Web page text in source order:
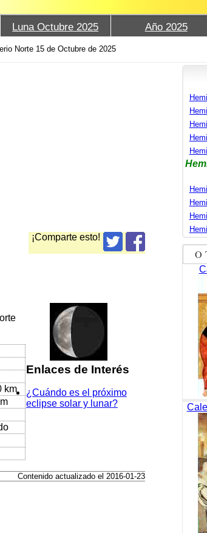
Luna Octubre 2025 Año 2025
Norte 15 de Octubre de 2025
¡Comparte esto!
km
Enlaces de Interés
¿Cuándo es el próximo
eclipse solar y lunar?
Contenido actualizado el 2016-01-23